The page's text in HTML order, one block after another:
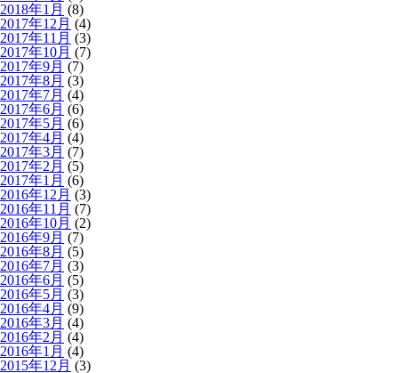
2018年1月 (8)
2017年12月 (4)
2017年11月 (3)
2017年10月 (7)
2017年9月 (7)
2017年8月 (3)
2017年7月 (4)
2017年6月 (6)
2017年5月 (6)
2017年4月 (4)
2017年3月 (7)
2017年2月 (5)
2017年1月 (6)
2016年12月 (3)
2016年11月 (7)
2016年10月 (2)
2016年9月 (7)
2016年8月 (5)
2016年7月 (3)
2016年6月 (5)
2016年5月 (3)
2016年4月 (9)
2016年3月 (4)
2016年2月 (4)
2016年1月 (4)
2015年12月 (3)